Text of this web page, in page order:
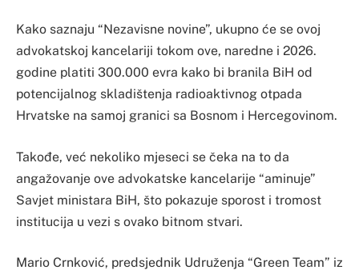
Kako saznaju “Nezavisne novine”, ukupno će se ovoj
advokatskoj kancelariji tokom ove, naredne i 2026.
godine platiti 300.000 evra kako bi branila BiH od
potencijalnog skladištenja radioaktivnog otpada
Hrvatske na samoj granici sa Bosnom i Hercegovinom.
Takođe, već nekoliko mjeseci se čeka na to da
angažovanje ove advokatske kancelarije “aminuje”
Savjet ministara BiH, što pokazuje sporost i tromost
institucija u vezi s ovako bitnom stvari.
Mario Crnković, predsjednik Udruženja “Green Team” iz